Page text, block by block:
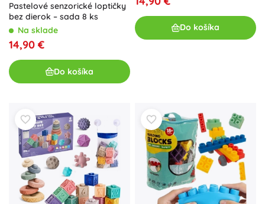
Pastelové senzorické loptičky
bez dierok – sada 8 ks
Na sklade
14,90 €
Do košíka
Do košíka